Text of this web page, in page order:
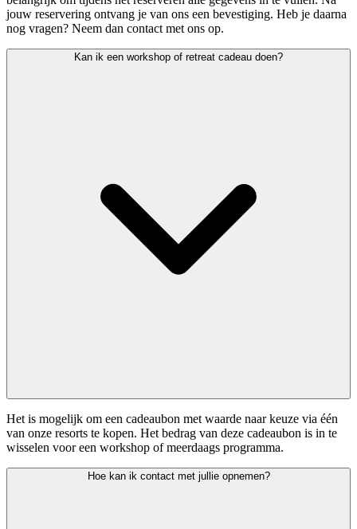
jouw reservering ontvang je van ons een bevestiging. Heb je daarna
nog vragen? Neem dan contact met ons op.
Kan ik een workshop of retreat cadeau doen?
Het is mogelijk om een cadeaubon met waarde naar keuze via één
van onze resorts te kopen. Het bedrag van deze cadeaubon is in te
wisselen voor een workshop of meerdaags programma.
Hoe kan ik contact met jullie opnemen?